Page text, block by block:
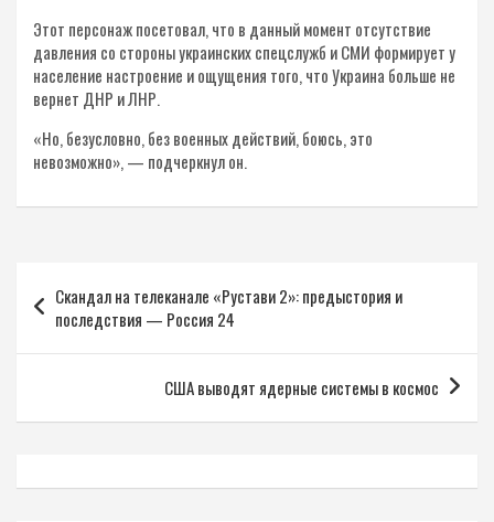
Этот персонаж посетовал, что в данный момент отсутствие
давления со стороны украинских спецслужб и СМИ формирует у
население настроение и ощущения того, что Украина больше не
вернет ДНР и ЛНР.
«Но, безусловно, без военных действий, боюсь, это
невозможно», — подчеркнул он.
по
записям
Скандал на телеканале «Рустави 2»: предыстория и
последствия — Россия 24
США выводят ядерные системы в космос